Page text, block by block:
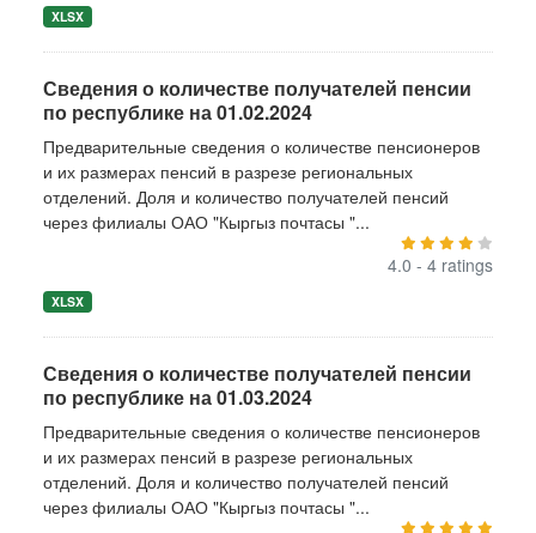
XLSX
Сведения о количестве получателей пенсии
по республике на 01.02.2024
Предварительные сведения о количестве пенсионеров
и их размерах пенсий в разрезе региональных
отделений. Доля и количество получателей пенсий
через филиалы ОАО "Кыргыз почтасы "...
4.0 - 4 ratings
XLSX
Сведения о количестве получателей пенсии
по республике на 01.03.2024
Предварительные сведения о количестве пенсионеров
и их размерах пенсий в разрезе региональных
отделений. Доля и количество получателей пенсий
через филиалы ОАО "Кыргыз почтасы "...